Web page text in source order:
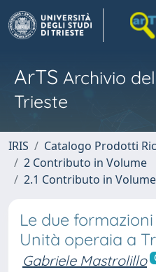
ArTS Archivio
Trieste
IRIS
Catalogo Prodotti
2 Contributo in Volume
2.1 Contributo in
Le due
Unità operaia a
Gabriele Mastrolillo